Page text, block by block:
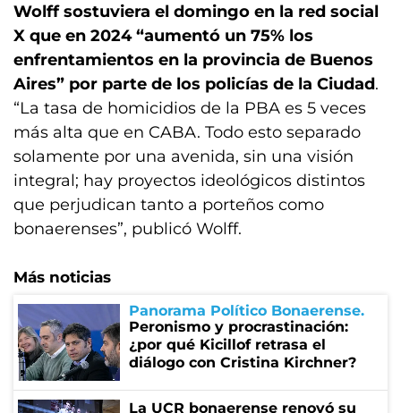
Wolff sostuviera el domingo en la red social
X que en 2024 “aumentó un 75% los
enfrentamientos en la provincia de Buenos
Aires” por parte de los policías de la Ciudad.
“La tasa de homicidios de la PBA es 5 veces
más alta que en CABA. Todo esto separado
solamente por una avenida, sin una visión
integral; hay proyectos ideológicos distintos
que perjudican tanto a porteños como
bonaerenses”, publicó Wolff.
Más noticias
Panorama Político Bonaerense
Peronismo y procrastinación:
¿por qué Kicillof retrasa el
diálogo con Cristina Kirchner?
La UCR bonaerense renovó su